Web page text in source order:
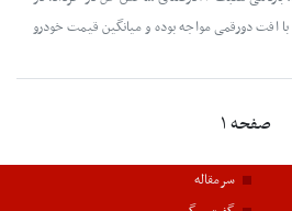
افت دورقمی مواجه بوده و میانگین قیمت خودرو
صفحه ۱
سرمقاله